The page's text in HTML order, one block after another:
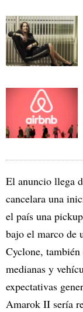
El anuncio llega
cancelara una
el país una
bajo el marco de
Cyclone,
medianas y
expectativas
Amarok II sería